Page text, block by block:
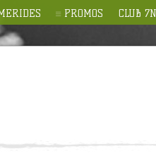
PROMOS CLUB 7N